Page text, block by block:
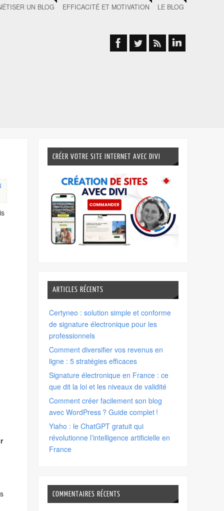
UN BLOG EFFICACITÉ ET MOTIVATION LE BLOG
CRÉER VOTRE SITE INTERNET AVEC DIVI
ARTICLES RÉCENTS
Certyneo : solution simple et conforme
de signature électronique pour les
professionnels
Comment diversifier vos revenus en
ligne : 5 stratégies efficaces
Signature électronique en France : ce
que dit la loi et les niveaux de validité
Comment créer facilement son blog
avec WordPress ? Guide complet !
Yiaho : le ChatGPT gratuit qui
révolutionne l’intelligence artificielle en
France
COMMENTAIRES RÉCENTS